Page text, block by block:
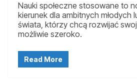
Nauki społeczne stosowane to
kierunek dla ambitnych młodych
świata, którzy chcą rozwijać
możliwie szeroko.
Read More